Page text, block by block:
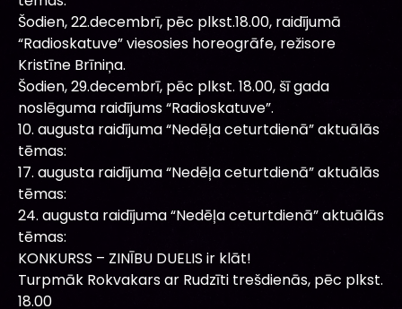
Šodien, 22.decembrī, pēc plkst.18.00, raidījumā
“Radioskatuve” viesosies horeogrāfe, režisore
Kristīne Brīniņa.
Šodien, 29.decembrī, pēc plkst. 18.00, šī gada
noslēguma raidījums “Radioskatuve”.
10. augusta raidījuma “Nedēļa ceturtdienā” aktuālās
tēmas:
17. augusta raidījuma “Nedēļa ceturtdienā” aktuālās
tēmas:
24. augusta raidījuma “Nedēļa ceturtdienā” aktuālās
tēmas:
KONKURSS – ZINĪBU DUELIS ir klāt!
Turpmāk Rokvakars ar Rudzīti trešdienās, pēc plkst.
18.00